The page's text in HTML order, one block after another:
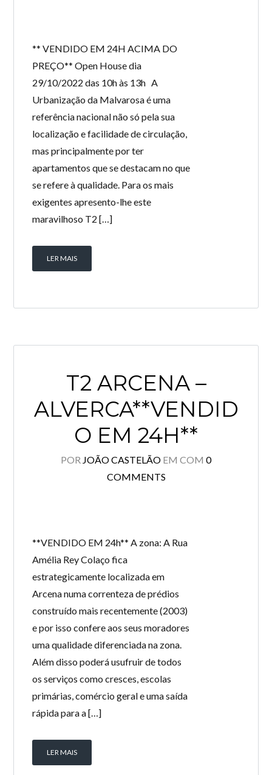
** VENDIDO EM 24H ACIMA DO
PREÇO** Open House dia
29/10/2022 das 10h às 13h A
Urbanização da Malvarosa é uma
referência nacional não só pela sua
localização e facilidade de circulação,
mas principalmente por ter
apartamentos que se destacam no que
se refere à qualidade. Para os mais
exigentes apresento-lhe este
maravilhoso T2 […]
LER MAIS
T2 ARCENA –
ALVERCA**VENDID
O EM 24H**
POR JOÃO CASTELÃO EM COM 0
COMMENTS
**VENDIDO EM 24h** A zona: A Rua
Amélia Rey Colaço fica
estrategicamente localizada em
Arcena numa correnteza de prédios
construído mais recentemente (2003)
e por isso confere aos seus moradores
uma qualidade diferenciada na zona.
Além disso poderá usufruir de todos
os serviços como cresces, escolas
primárias, comércio geral e uma saída
rápida para a […]
LER MAIS